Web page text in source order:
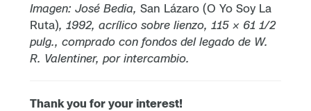
Imagen: José Bedia,San Lázaro (O Yo Soy La
Ruta), 1992, acrílico sobre lienzo, 115 × 61 1/2
pulg., comprado con fondos del legado de W.
R. Valentiner, por intercambio.
Thank you for your interest!